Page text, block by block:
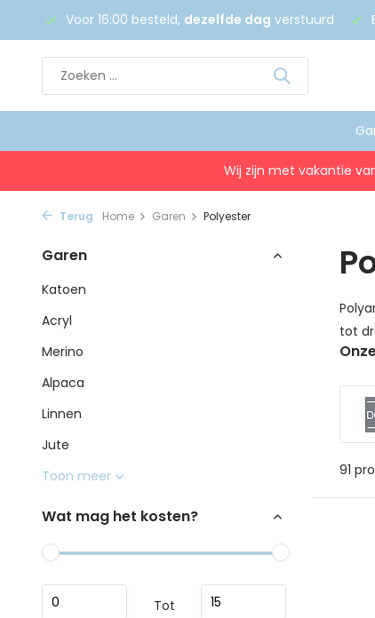
Voor 16:00 besteld, dezelfde dag verstuurd
Wij zijn met vakantie
Terug Home Garen Polyester
Garen
Katoen
Acryl
Merino
Alpaca
Linnen
Jute
Toon meer
Wat mag het kosten?
Tot
tot
91